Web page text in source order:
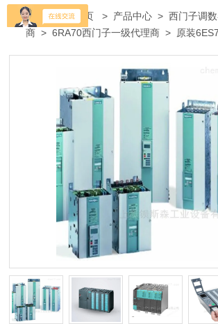
当前位置：首页 > 产品中心 >西门子调
商 >6RA70西门子一级代理商 > 原装